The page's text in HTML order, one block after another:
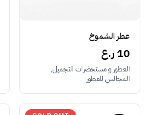
عطر الشموخ
10 ر.ع
العطور و مستحضرات التجميل,
المجالس للعطور